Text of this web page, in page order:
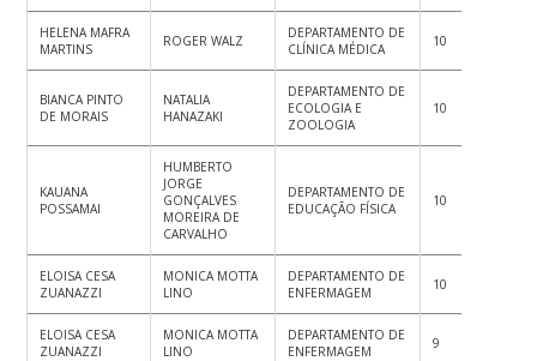
HELENA MAFRA
MARTINS
ROGER WALZ
DEPARTAMENTO DE
CLÍNICA MÉDICA
10
BIANCA PINTO
DE MORAIS
NATALIA
HANAZAKI
DEPARTAMENTO DE
ECOLOGIA E
ZOOLOGIA
10
KAUANA
POSSAMAI
HUMBERTO
JORGE
GONÇALVES
MOREIRA DE
CARVALHO
DEPARTAMENTO DE
EDUCAÇÃO FÍSICA
10
ELOISA CESA
ZUANAZZI
MONICA MOTTA
LINO
DEPARTAMENTO DE
ENFERMAGEM
10
ELOISA CESA
ZUANAZZI
MONICA MOTTA
LINO
DEPARTAMENTO DE
ENFERMAGEM
9